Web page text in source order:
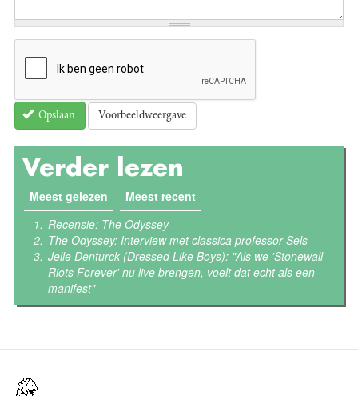
Opslaan Voorbeeldweergave
Verder lezen
Meest gelezen (actieve tabblad)
Meest recent
Recensie: The Odyssey
The Odyssey: Interview met classica professor Sels
Jelle Denturck (Dressed Like Boys): "Als we 'Stonewall
Riots Forever' nu live brengen, voelt dat echt als een
manifest"